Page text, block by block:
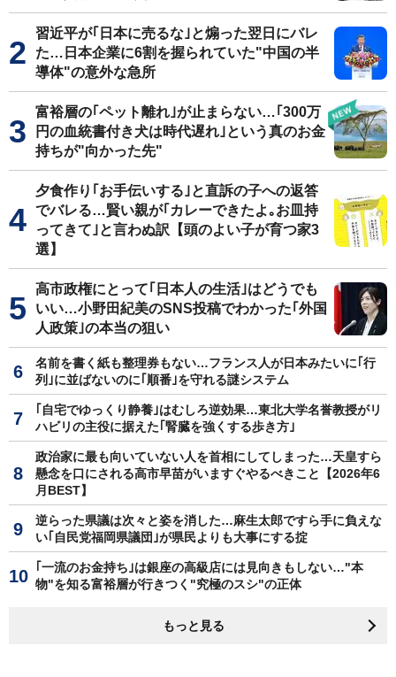
習近平が｢日本に売るな｣と煽った翌日にバレ
た…日本企業に6割を握られていた"中国の半
導体"の意外な急所
富裕層の｢ペット離れ｣が止まらない…｢300万
円の血統書付き犬は時代遅れ｣という真のお金
持ちが"向かった先"
夕食作り｢お手伝いする｣と直訴の子への返答
でバレる…賢い親が｢カレーできたよ｡お皿持
ってきて｣と言わぬ訳【頭のよい子が育つ家3
選】
高市政権にとって｢日本人の生活｣はどうでも
いい…小野田紀美のSNS投稿でわかった｢外国
人政策｣の本当の狙い
名前を書く紙も整理券もない…フランス人が日本みたいに｢行
列｣に並ばないのに｢順番｣を守れる謎システム
｢自宅でゆっくり静養｣はむしろ逆効果…東北大学名誉教授がリ
ハビリの主役に据えた｢腎臓を強くする歩き方｣
政治家に最も向いていない人を首相にしてしまった…天皇すら
懸念を口にされる高市早苗がいますぐやるべきこと【2026年6
月BEST】
逆らった県議は次々と姿を消した…麻生太郎ですら手に負えな
い｢自民党福岡県議団｣が県民よりも大事にする掟
｢一流のお金持ち｣は銀座の高級店には見向きもしない…"本
物"を知る富裕層が行きつく"究極のスシ"の正体
もっと見る